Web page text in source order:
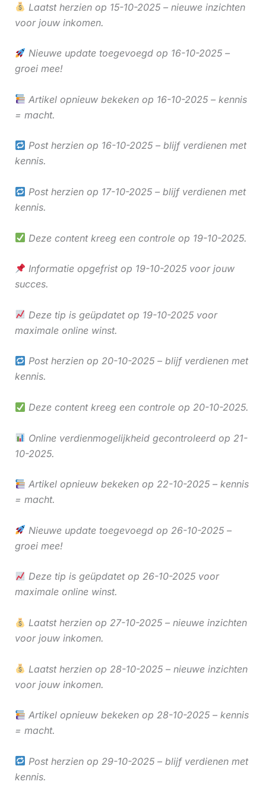
Laatst herzien op 15-10-2025 – nieuwe inzichten
voor jouw inkomen.
Nieuwe update toegevoegd op 16-10-2025 –
groei mee!
Artikel opnieuw bekeken op 16-10-2025 – kennis
= macht.
Post herzien op 16-10-2025 – blijf verdienen met
kennis.
Post herzien op 17-10-2025 – blijf verdienen met
kennis.
Deze content kreeg een controle op 19-10-2025.
Informatie opgefrist op 19-10-2025 voor jouw
succes.
Deze tip is geüpdatet op 19-10-2025 voor
maximale online winst.
Post herzien op 20-10-2025 – blijf verdienen met
kennis.
Deze content kreeg een controle op 20-10-2025.
Online verdienmogelijkheid gecontroleerd op 21-
10-2025.
Artikel opnieuw bekeken op 22-10-2025 – kennis
= macht.
Nieuwe update toegevoegd op 26-10-2025 –
groei mee!
Deze tip is geüpdatet op 26-10-2025 voor
maximale online winst.
Laatst herzien op 27-10-2025 – nieuwe inzichten
voor jouw inkomen.
Laatst herzien op 28-10-2025 – nieuwe inzichten
voor jouw inkomen.
Artikel opnieuw bekeken op 28-10-2025 – kennis
= macht.
Post herzien op 29-10-2025 – blijf verdienen met
kennis.